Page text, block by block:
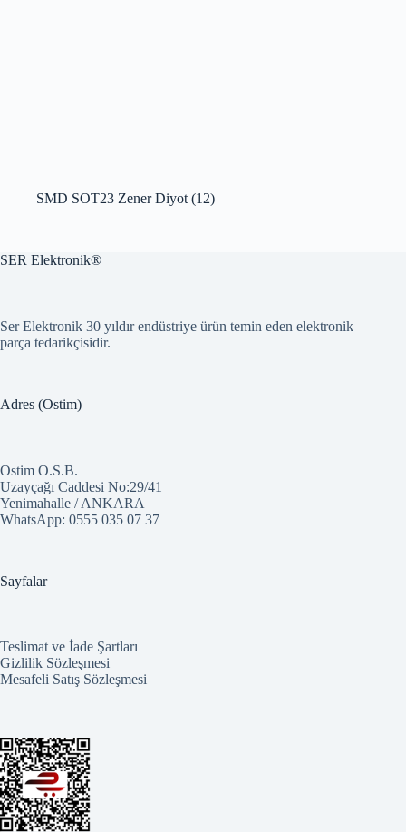
SMD SOT23 Zener Diyot (12)
SER Elektronik®
Ser Elektronik 30 yıldır endüstriye ürün temin eden elektronik
parça tedarikçisidir.
Adres (Ostim)
Ostim O.S.B.
Uzayçağı Caddesi No:29/41
Yenimahalle / ANKARA
WhatsApp: 0555 035 07 37
Sayfalar
Teslimat ve İade Şartları
Gizlilik Sözleşmesi
Mesafeli Satış Sözleşmesi